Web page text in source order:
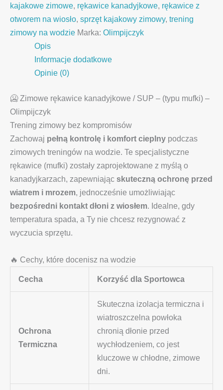
kajakowe zimowe, rękawice kanadyjkowe, rękawice z
otworem na wiosło, sprzęt kajakowy zimowy, trening
zimowy na wodzie Marka: Olimpijczyk
Opis
Informacje dodatkowe
Opinie (0)
🥶 Zimowe rękawice kanadyjkowe / SUP – (typu mufki) –
Olimpijczyk
Trening zimowy bez kompromisów
Zachowaj pełną kontrolę i komfort cieplny podczas
zimowych treningów na wodzie. Te specjalistyczne
rękawice (mufki) zostały zaprojektowane z myślą o
kanadyjkarzach, zapewniając skuteczną ochronę przed
wiatrem i mrozem, jednocześnie umożliwiając
bezpośredni kontakt dłoni z wiosłem. Idealne, gdy
temperatura spada, a Ty nie chcesz rezygnować z
wyczucia sprzętu.
🔥 Cechy, które docenisz na wodzie
Cecha Korzyść dla Sportowca
Ochrona
Termiczna
Skuteczna izolacja termiczna i
wiatroszczelna powłoka
chronią dłonie przed
wychłodzeniem, co jest
kluczowe w chłodne, zimowe
dni.